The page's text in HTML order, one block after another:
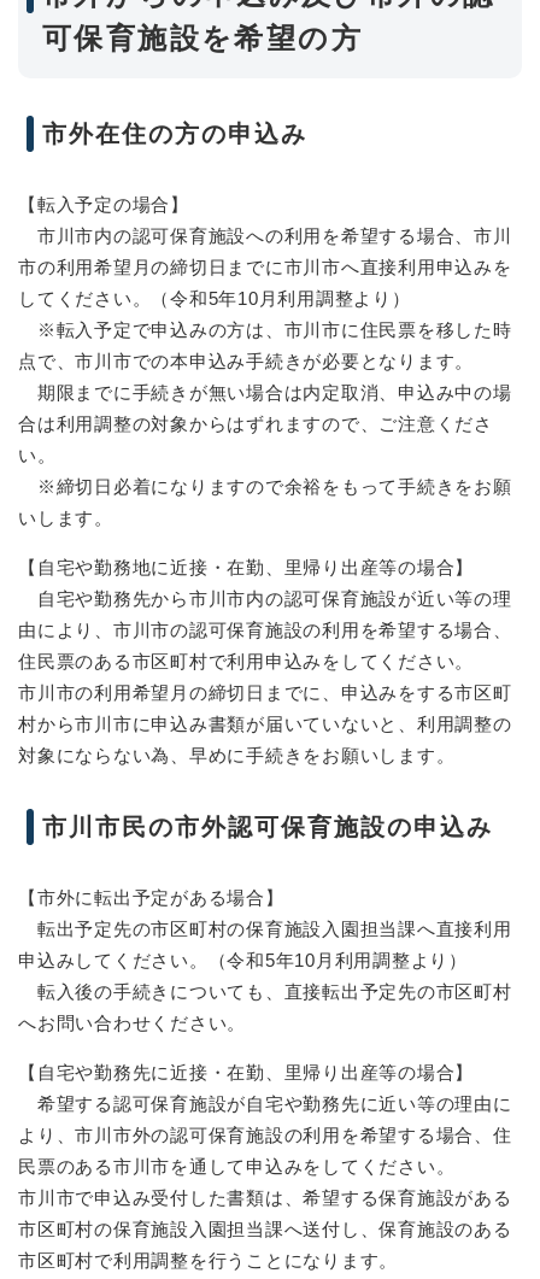
可保育施設を希望の方
市外在住の方の申込み
【転入予定の場合】
市川市内の認可保育施設への利用を希望する場合、市川
市の利用希望月の締切日までに市川市へ直接利用申込みを
してください。（令和5年10月利用調整より）
※転入予定で申込みの方は、市川市に住民票を移した時
点で、市川市での本申込み手続きが必要となります。
期限までに手続きが無い場合は内定取消、申込み中の場
合は利用調整の対象からはずれますので、ご注意くださ
い。
※締切日必着になりますので余裕をもって手続きをお願
いします。
【自宅や勤務地に近接・在勤、里帰り出産等の場合】
自宅や勤務先から市川市内の認可保育施設が近い等の理
由により、市川市の認可保育施設の利用を希望する場合、
住民票のある市区町村で利用申込みをしてください。
市川市の利用希望月の締切日までに、申込みをする市区町
村から市川市に申込み書類が届いていないと、利用調整の
対象にならない為、早めに手続きをお願いします。
市川市民の市外認可保育施設の申込み
【市外に転出予定がある場合】
転出予定先の市区町村の保育施設入園担当課へ直接利用
申込みしてください。（令和5年10月利用調整より）
転入後の手続きについても、直接転出予定先の市区町村
へお問い合わせください。
【自宅や勤務先に近接・在勤、里帰り出産等の場合】
希望する認可保育施設が自宅や勤務先に近い等の理由に
より、市川市外の認可保育施設の利用を希望する場合、住
民票のある市川市を通して申込みをしてください。
市川市で申込み受付した書類は、希望する保育施設がある
市区町村の保育施設入園担当課へ送付し、保育施設のある
市区町村で利用調整を行うことになります。